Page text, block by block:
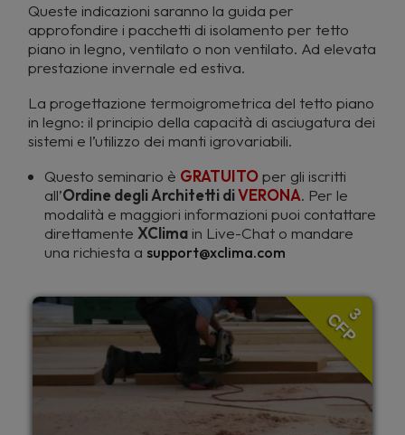
Queste indicazioni saranno la guida per
approfondire i pacchetti di isolamento per tetto
piano in legno, ventilato o non ventilato. Ad elevata
prestazione invernale ed estiva.
La progettazione termoigrometrica del tetto piano
in legno: il principio della capacità di asciugatura dei
sistemi e l’utilizzo dei manti igrovariabili.
Questo seminario è GRATUITOper gli iscritti
all’Ordine degli Architetti diVERONA. Per le
modalità e maggiori informazioni puoi contattare
direttamente XClima in Live-Chat o mandare
una richiesta a support@xclima.com
3
CFP